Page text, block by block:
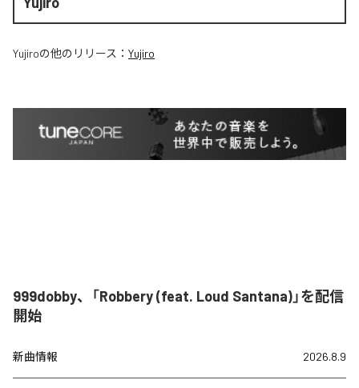
Yujiroの他のリリース： Yujiro
999dobby、「Robbery (feat. Loud Santana)」を配信
開始
新曲情報 2026.8.9